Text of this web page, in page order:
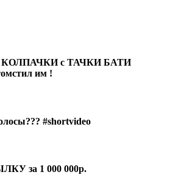
КОЛПАЧКИ с ТАЧКИ БАТИ
им !
#shortvideo
за 1 000 000р.